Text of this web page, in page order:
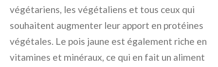
végétariens, les végétaliens et tous ceux qui
souhaitent augmenter leur apport en protéines
végétales. Le pois jaune est également riche en
vitamines et minéraux, ce qui en fait un aliment